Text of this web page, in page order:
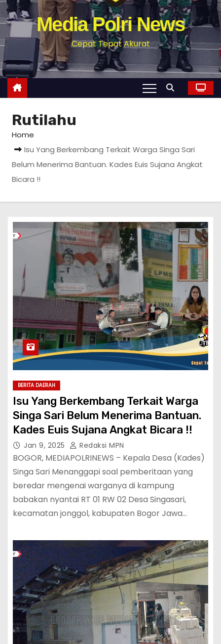
Media Polri News
Cepat Tepat Akurat
Rutilahu
Home
Isu Yang Berkembang Terkait Warga Singa Sari
Belum Menerima Bantuan. Kades Euis Sujana Angkat
Bicara !!
BERITA DAERAH
Isu Yang Berkembang Terkait Warga
Singa Sari Belum Menerima Bantuan.
Kades Euis Sujana Angkat Bicara !!
Jan 9, 2025 Redaksi MPN
BOGOR, MEDIAPOLRINEWS – Kepala Desa (Kades)
Singa Sari Menanggapi soal pemberitaan yang
beredar mengenai warganya di kampung
babakan nyantai RT 01 RW 02 Desa Singasari,
kecamatan jonggol, kabupaten Bogor Jawa…